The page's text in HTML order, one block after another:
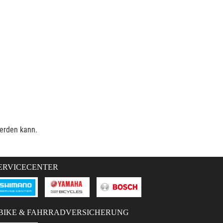
kann.
& FAHRRADVERSICHERUNG